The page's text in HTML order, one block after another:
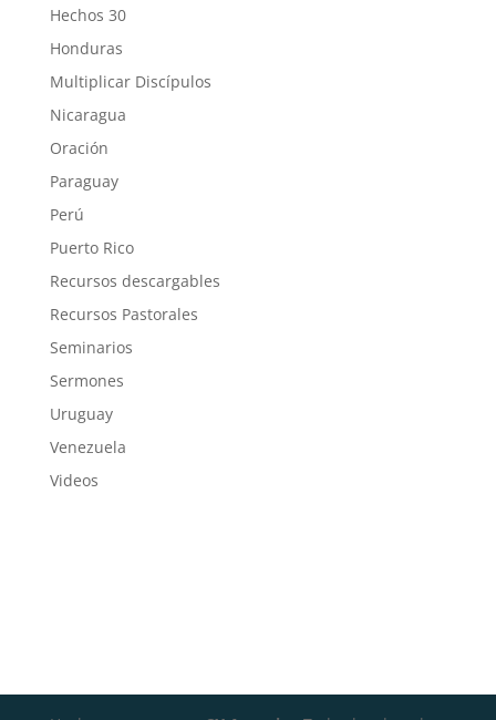
Hechos 30
Honduras
Multiplicar Discípulos
Nicaragua
Oración
Paraguay
Perú
Puerto Rico
Recursos descargables
Recursos Pastorales
Seminarios
Sermones
Uruguay
Venezuela
Videos